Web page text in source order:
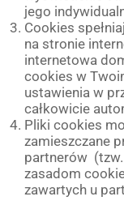
jego
Cookies
na stronie
internetowa
cookies w
ustawienia w
całkowicie
Pliki cookies
zamieszczane
partnerów
zasadom
zawartych u